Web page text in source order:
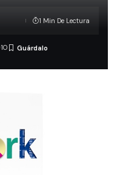
1 Min De Lectura